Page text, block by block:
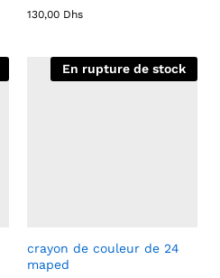
130,00 Dhs
En rupture de stock
crayon de couleur de 24
maped